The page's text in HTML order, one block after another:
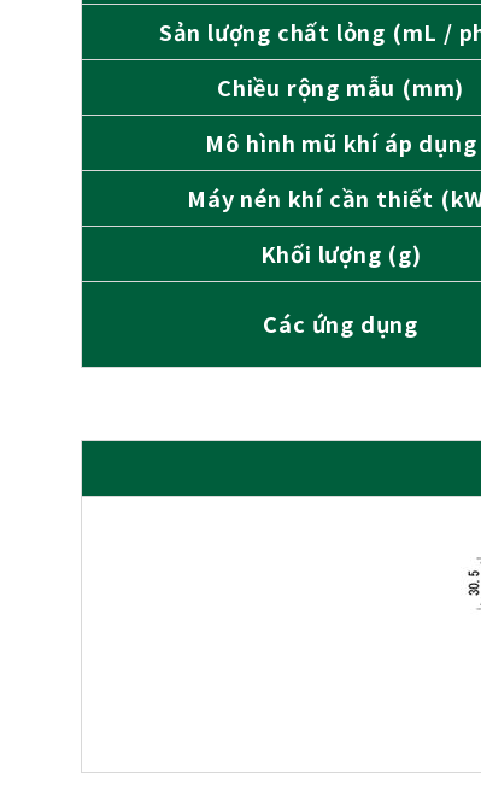
Sản lượng chất lỏng (mL /
Chiều rộng mẫu (mm)
Mô hình mũ khí áp dụng
Máy nén khí cần thiết
Khối lượng (g)
Các ứng dụng